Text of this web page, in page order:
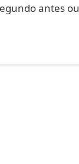
antes ou